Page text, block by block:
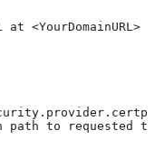
<YourDomainURL>
to requested